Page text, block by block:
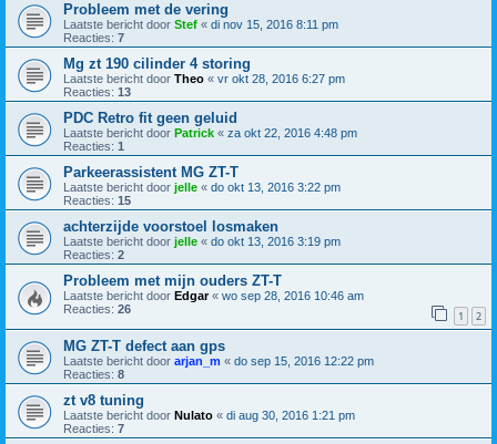
Probleem met de vering
Laatste bericht door Stef « di nov 15, 2016 8:11 pm
Reacties: 7
Mg zt 190 cilinder 4 storing
Laatste bericht door Theo « vr okt 28, 2016 6:27 pm
Reacties: 13
PDC Retro fit geen geluid
Laatste bericht door Patrick « za okt 22, 2016 4:48 pm
Reacties: 1
Parkeerassistent MG ZT-T
Laatste bericht door jelle « do okt 13, 2016 3:22 pm
Reacties: 15
achterzijde voorstoel losmaken
Laatste bericht door jelle « do okt 13, 2016 3:19 pm
Reacties: 2
Probleem met mijn ouders ZT-T
Laatste bericht door Edgar« wo sep 28, 2016 10:46 am
Reacties: 26 1 2
MG ZT-T defect aan gps
Laatste bericht door arjan_m « do sep 15, 2016 12:22 pm
Reacties: 8
zt v8 tuning
Laatste bericht door Nulato « di aug 30, 2016 1:21 pm
Reacties: 7